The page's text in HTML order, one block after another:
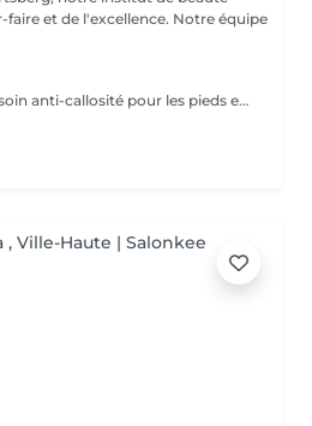
de l'excellence. Notre équipe
Traitement callus peeling soin anti-callosité pour les pieds en seulement 15 minutes CALLUSPEELING permet d'éliminer facilement, sans lames ni cutters, les callosités et les fissures, donnant aux pieds une incroyable douceur et une sensation infinie de légèreté.